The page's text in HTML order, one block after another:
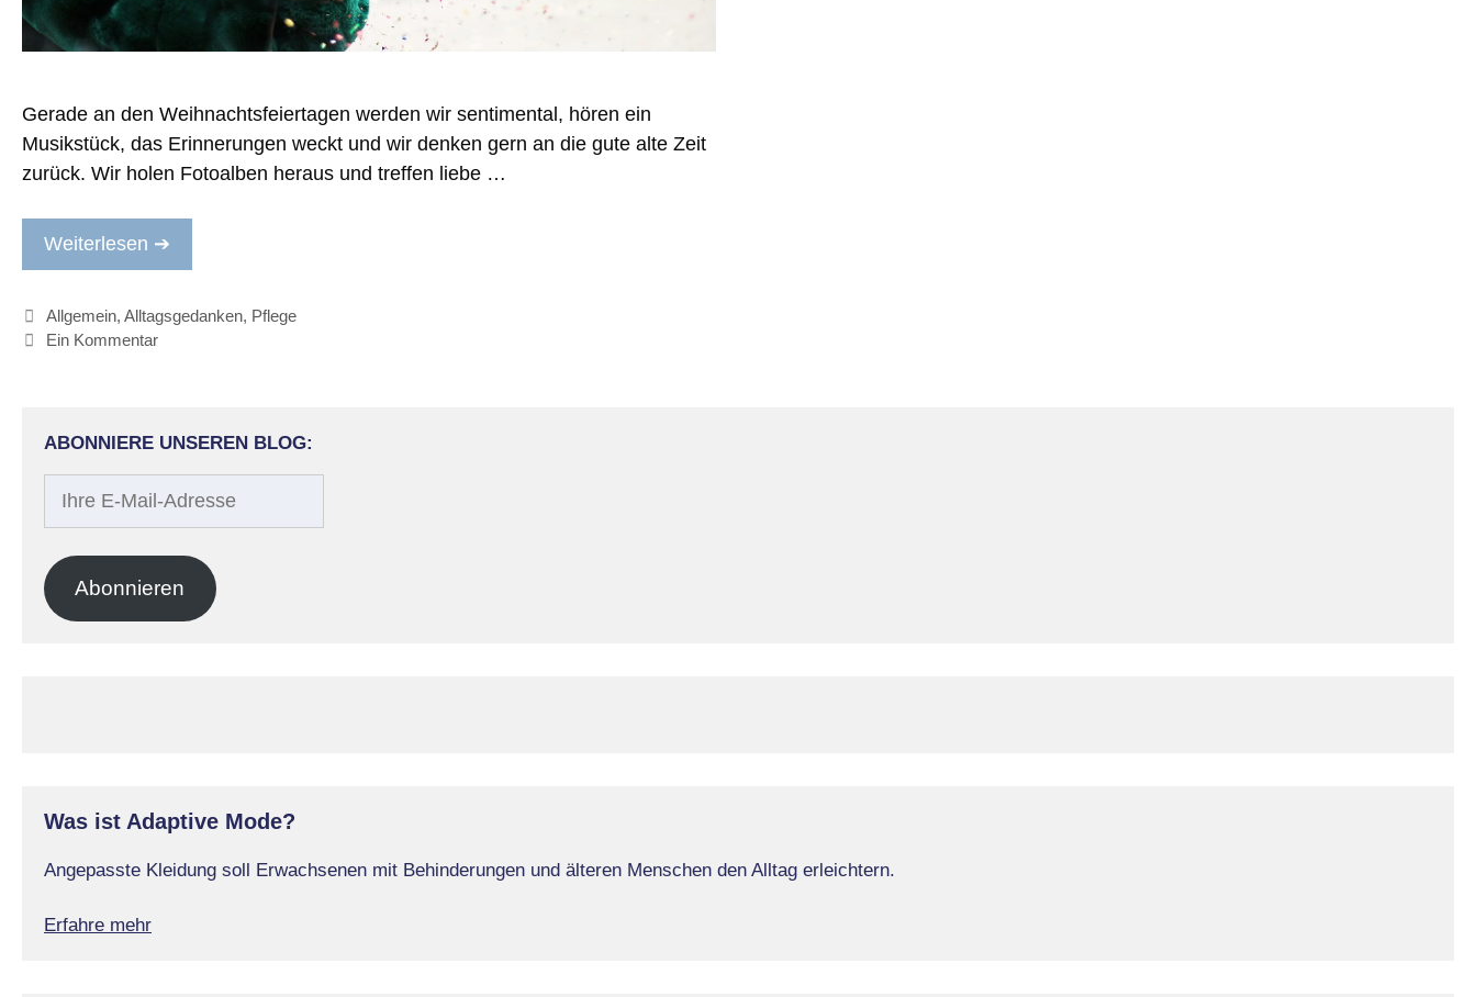
Gerade an den Weihnachtsfeiertagen werden wir sentimental, hören ein
Musikstück, das Erinnerungen weckt und wir denken gern an die gute alte Zeit
zurück. Wir holen Fotoalben heraus und treffen liebe …
Weiterlesen ➔
Kategorien
Allgemein,Alltagsgedanken, Pflege
Ein Kommentar
ABONNIERE UNSEREN BLOG:
Adresse
Abonnieren
Was ist Adaptive Mode?
Angepasste Kleidung soll Erwachsenen mit Behinderungen und älteren Menschen den Alltag erleichtern.
Erfahre mehr